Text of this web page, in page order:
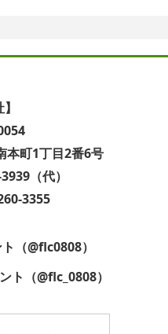
本町1丁目2番6号
（代）
3355
（@flc0808）
ト（@flc_0808）